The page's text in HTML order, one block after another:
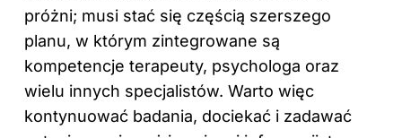
próżni; musi stać się częścią szerszego
planu, w którym zintegrowane są
kompetencje terapeuty, psychologa oraz
wielu innych specjalistów. Warto więc
kontynuować badania, dociekać i zadawać